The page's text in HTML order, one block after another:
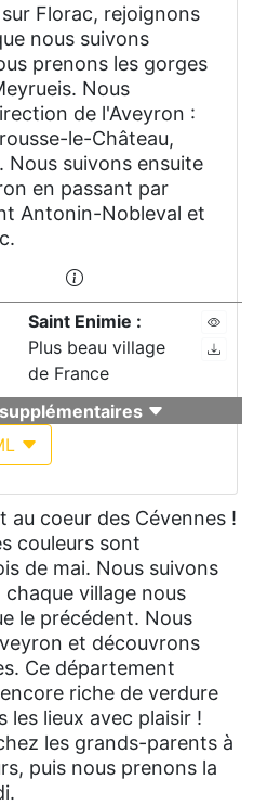
Florac, rejoignons
nous suivons
prenons les gorges
Nous
de l'Aveyron :
le-Château,
Nous suivons ensuite
en passant par
Antonin-Nobleval et
Saint Enimie :
Plus beau village
de France
au coeur des Cévennes !
couleurs sont
de mai. Nous suivons
village nous
le précédent. Nous
et découvrons
Ce département
riche de verdure
les lieux avec plaisir !
les grands-parents à
puis nous prenons la